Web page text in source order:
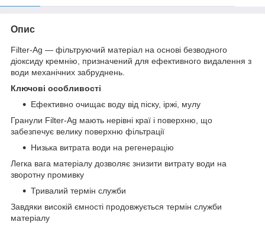
Опис
Filter-Ag — фільтруючий матеріал на основі безводного
діоксиду кремнію, призначений для ефективного видалення з
води механічних забруднень.
Ключові особливості
Ефективно очищає воду від піску, іржі, мулу
Гранули Filter-Ag мають нерівні краї і поверхню, що
забезпечує велику поверхню фільтрації
Низька витрата води на регенерацію
Легка вага матеріалу дозволяє знизити витрату води на
зворотну промивку
Тривалий термін служби
Завдяки високій ємності продовжується термін служби
матеріалу